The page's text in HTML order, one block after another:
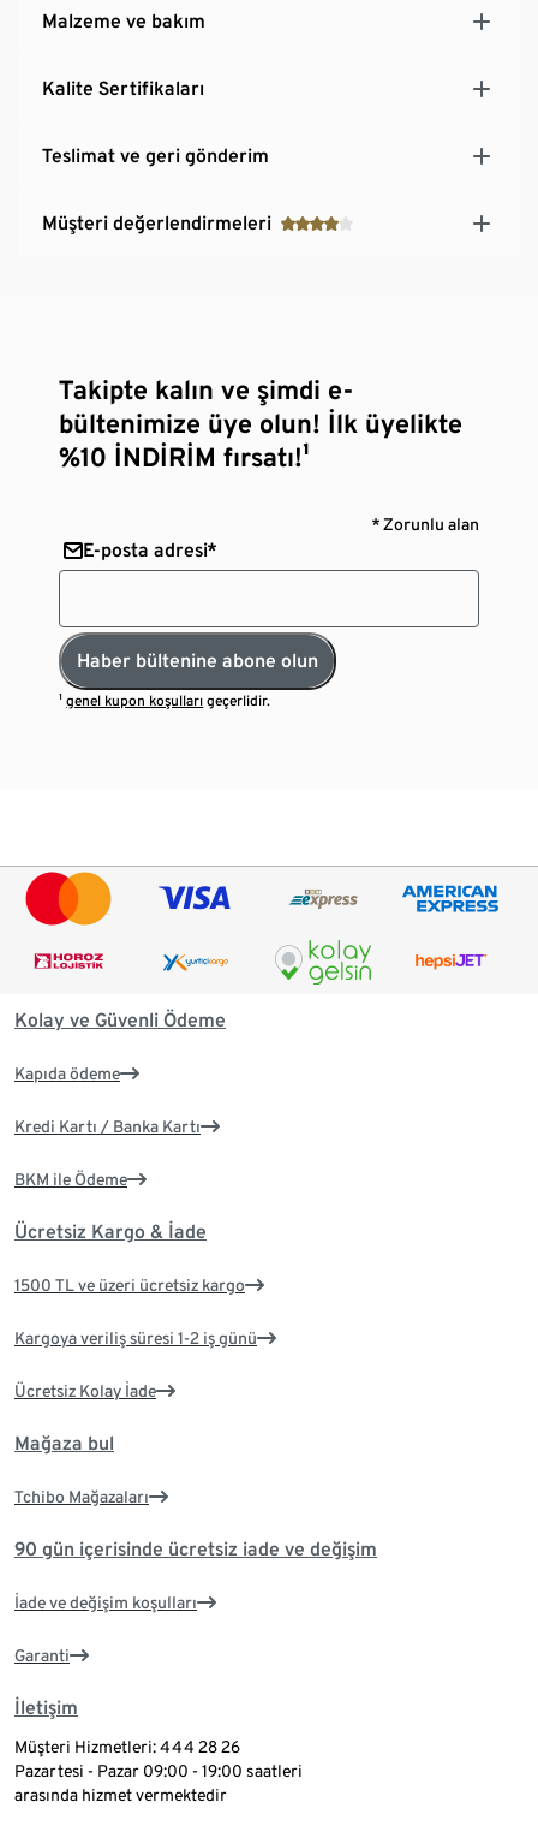
Malzeme ve bakım
Kalite Sertifikaları
Teslimat ve geri gönderim
Müşteri değerlendirmeleri
Takipte kalın ve şimdi e-
bültenimize üye olun! İlk üyelikte
%10 İNDİRİM fırsatı!¹
* Zorunlu alan
E-posta adresi*
Haber bültenine abone olun
¹genel kupon koşulları geçerlidir.
Kolay ve Güvenli Ödeme
Kapıda ödeme
Kredi Kartı / Banka Kartı
BKM ile Ödeme
Ücretsiz Kargo & İade
1500 TL ve üzeri ücretsiz kargo
Kargoya veriliş süresi 1-2 iş günü
Ücretsiz Kolay İade
Mağaza bul
Tchibo Mağazaları
90 gün içerisinde ücretsiz iade ve değişim
İade ve değişim koşulları
Garanti
İletişim
Müşteri Hizmetleri: 444 28 26
Pazartesi - Pazar 09:00 - 19:00 saatleri
arasında hizmet vermektedir